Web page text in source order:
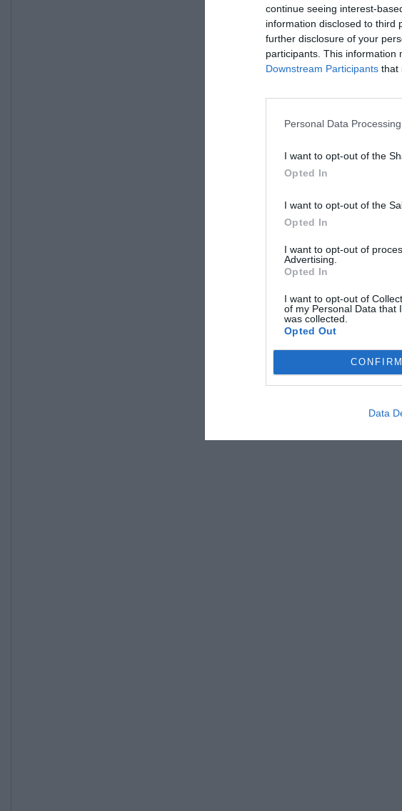
continue seeing interest-
information disclosed to third
further disclosure of your
participants. This information
Downstream Participants that
Personal Data
I want to opt-out of the
Opted In
I want to opt-out of the
Opted In
I want to opt-out of
Advertising.
Opted In
I want to opt-out of
of my Personal Data that
was collected.
Opted Out
CONFIRM
Data